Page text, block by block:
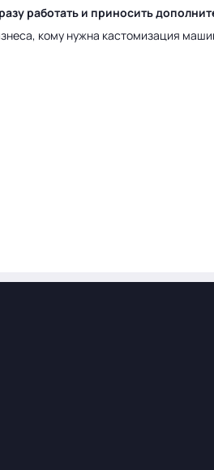
работать и приносить
кому нужна кастомизация